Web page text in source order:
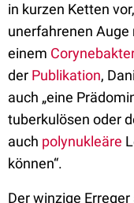
in kurzen Ketten
unerfahrenen Auge
einem
der Publikation,
auch „eine
tuberkulösen oder
auch polynukleäre
können“.
Der winzige